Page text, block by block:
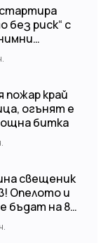
без риск“ с
пожар край
огънят е
битка
свещеник
Опелото и
бъдат на 8
11:00 часа в
и Дамян”, гр.